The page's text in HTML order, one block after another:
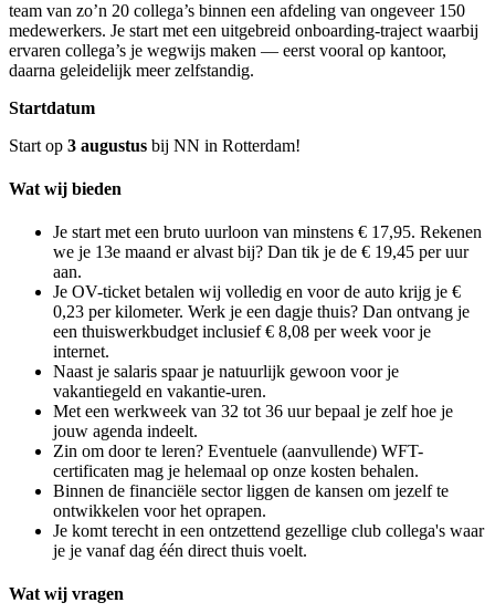
team van zo’n 20 collega’s binnen een afdeling van ongeveer 150
medewerkers. Je start met een uitgebreid onboarding-traject waarbij
ervaren collega’s je wegwijs maken — eerst vooral op kantoor,
daarna geleidelijk meer zelfstandig.
Startdatum
Start op 3 augustus bij NN in Rotterdam!
Wat wij bieden
Je start met een bruto uurloon van minstens € 17,95. Rekenen
we je 13e maand er alvast bij? Dan tik je de € 19,45 per uur
aan.
Je OV-ticket betalen wij volledig en voor de auto krijg je €
0,23 per kilometer. Werk je een dagje thuis? Dan ontvang je
een thuiswerkbudget inclusief € 8,08 per week voor je
internet.
Naast je salaris spaar je natuurlijk gewoon voor je
vakantiegeld en vakantie-uren.
Met een werkweek van 32 tot 36 uur bepaal je zelf hoe je
jouw agenda indeelt.
Zin om door te leren? Eventuele (aanvullende) WFT-
certificaten mag je helemaal op onze kosten behalen.
Binnen de financiële sector liggen de kansen om jezelf te
ontwikkelen voor het oprapen.
Je komt terecht in een ontzettend gezellige club collega's waar
je je vanaf dag één direct thuis voelt.
Wat wij vragen